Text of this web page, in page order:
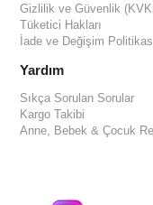
Gizlilik ve Güvenlik
Tüketici Hakları
İade ve Değişim
Yardım
Sıkça Sorulan Sorular
Kargo Takibi
Anne, Bebek & Çocuk